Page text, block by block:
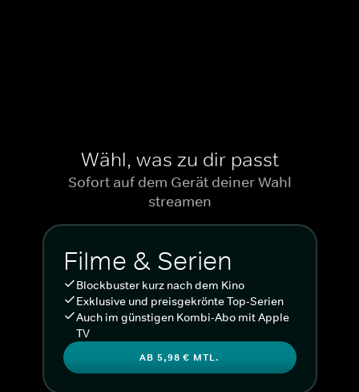
Wähl, was zu dir passt
Sofort auf dem Gerät deiner Wahl
streamen
Filme & Serien
Blockbuster kurz nach dem Kino
Exklusive und preisgekrönte Top-Serien
Auch im günstigen Kombi-Abo mit Apple
TV
AB 5,98 € MTL.